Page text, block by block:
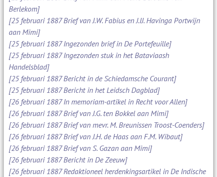
Berlekom]
[25 februari 1887 Brief van J.W. Fabius en J.IJ. Havinga Portwijn
aan Mimi]
[25 februari 1887 Ingezonden brief in De Portefeuille]
[25 februari 1887 Ingezonden stuk in het Bataviaash
Handelsblad]
[25 februari 1887 Bericht in de Schiedamsche Courant]
[25 februari 1887 Bericht in het Leidsch Dagblad]
[26 februari 1887 In memoriam-artikel in Recht voor Allen]
[26 februari 1887 Brief van J.G. ten Bokkel aan Mimi]
[26 februari 1887 Brief van mevr. M. Breunissen Troost-Coenders]
[26 februari 1887 Brief van J.H. de Haas aan F.M. Wibaut]
[26 februari 1887 Brief van S. Gazan aan Mimi]
[26 februari 1887 Bericht in De Zeeuw]
[26 februari 1887 Redaktioneel herdenkingsartikel in De Indische